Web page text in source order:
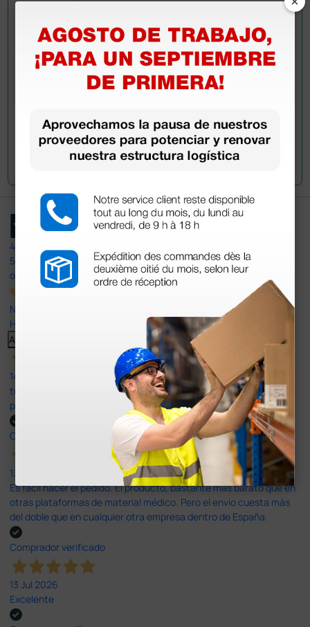
información?
han adquirido este producto.
Envía tu pregunta
4,4
597
opiniones
Nuestras reseñas de 4 y 5 estrellas.
Haga clic aquí para leerlos todos >
Anterior
14 Jul 2026
todo correcto. podria señalar que un poco caro los portes y el
plazo de entrega se alarga.
Comprador verificado
13 Jul 2026
Es fácil hacer el pedido. El producto, bastante mas barato que en
otras plataformas de material médico. Pero el envío cuesta más
del doble que en cualquier otra empresa dentro de España.
Comprador verificado
13 Jul 2026
Excelente